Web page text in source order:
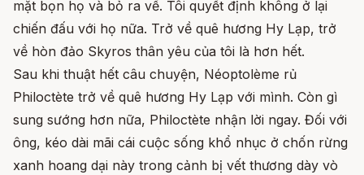
mặt bọn họ và bỏ ra về. Tôi quyết định không ở lại
chiến đấu với họ nữa. Trở về quê hương Hy Lạp, trở
về hòn đảo Skyros thân yêu của tôi là hơn hết.
Sau khi thuật hết câu chuyện, Néoptolème rủ
Philoctète trở về quê hương Hy Lạp với mình. Còn gì
sung sướng hơn nữa, Philoctète nhận lời ngay. Đối với
ông, kéo dài mãi cái cuộc sống khổ nhục ở chốn rừng
xanh hoang dại này trong cảnh bị vết thương dày vò